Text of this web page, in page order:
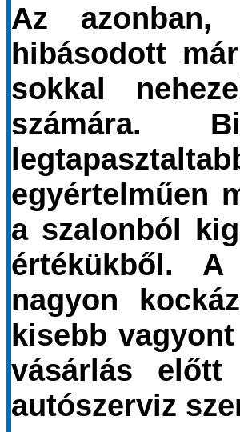
Az azonban,
hibásodott
sokkal
számára.
egyértelműen
a szalonból
értékükből.
nagyon
kisebb
vásárlás
autószerviz